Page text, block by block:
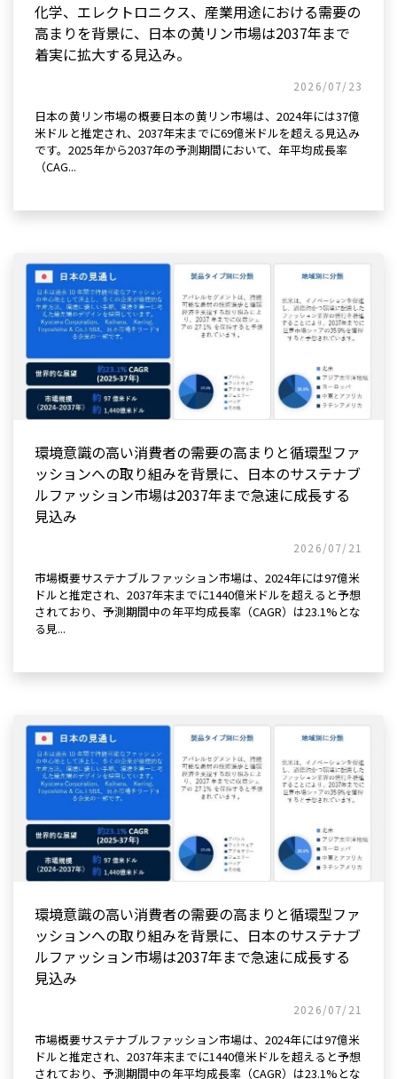
化学、エレクトロニクス、産業用途における需要の
高まりを背景に、日本の黄リン市場は2037年まで
着実に拡大する見込み。
2026/07/23
日本の黄リン市場の概要日本の黄リン市場は、2024年には37億
米ドルと推定され、2037年末までに69億米ドルを超える見込み
です。2025年から2037年の予測期間において、年平均成長率
（CAG...
環境意識の高い消費者の需要の高まりと循環型ファ
ッションへの取り組みを背景に、日本のサステナブ
ルファッション市場は2037年まで急速に成長する
見込み
2026/07/21
市場概要サステナブルファッション市場は、2024年には97億米
ドルと推定され、2037年末までに1440億米ドルを超えると予想
されており、予測期間中の年平均成長率（CAGR）は23.1%とな
る見...
環境意識の高い消費者の需要の高まりと循環型ファ
ッションへの取り組みを背景に、日本のサステナブ
ルファッション市場は2037年まで急速に成長する
見込み
2026/07/21
市場概要サステナブルファッション市場は、2024年には97億米
ドルと推定され、2037年末までに1440億米ドルを超えると予想
されており、予測期間中の年平均成長率（CAGR）は23.1%とな